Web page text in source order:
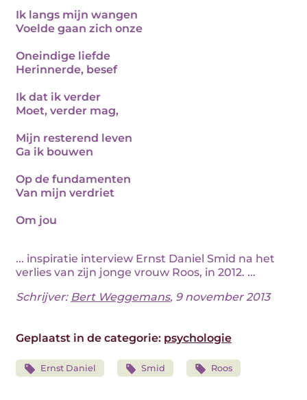
Ik langs mijn wangen
Voelde gaan zich onze
Oneindige liefde
Herinnerde, besef
Ik dat ik verder
Moet, verder mag,
Mijn resterend leven
Ga ik bouwen
Op de fundamenten
Van mijn verdriet
Om jou
... inspiratie interview Ernst Daniel Smid na het
verlies van zijn jonge vrouw Roos, in 2012. ...
Schrijver: Bert Weggemans, 9 november 2013
Geplaatst in de categorie: psychologie
Ernst Daniel Smid Roos